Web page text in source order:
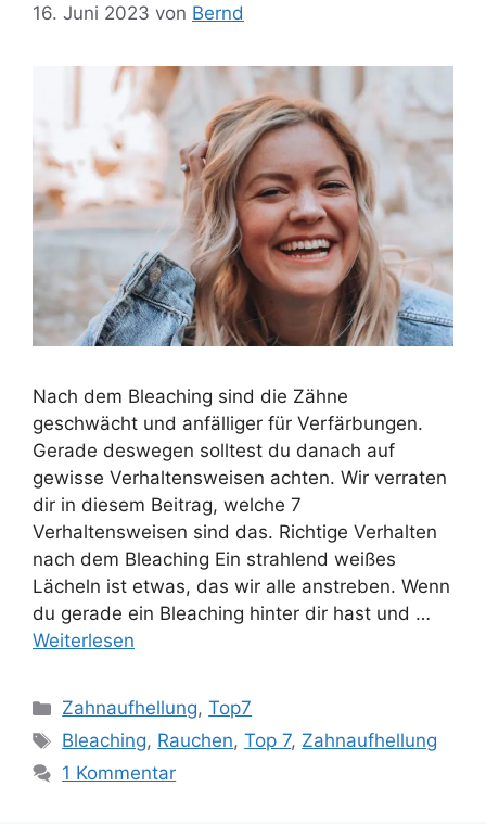
16. Juni 2023 von Bernd
Nach dem Bleaching sind die Zähne
geschwächt und anfälliger für Verfärbungen.
Gerade deswegen solltest du danach auf
gewisse Verhaltensweisen achten. Wir verraten
dir in diesem Beitrag, welche 7
Verhaltensweisen sind das. Richtige Verhalten
nach dem Bleaching Ein strahlend weißes
Lächeln ist etwas, das wir alle anstreben. Wenn
du gerade ein Bleaching hinter dir hast und …
Weiterlesen
Kategorien
Zahnaufhellung,Top7
Schlagwörter
Bleaching, Rauchen,Top 7, Zahnaufhellung
1 Kommentar